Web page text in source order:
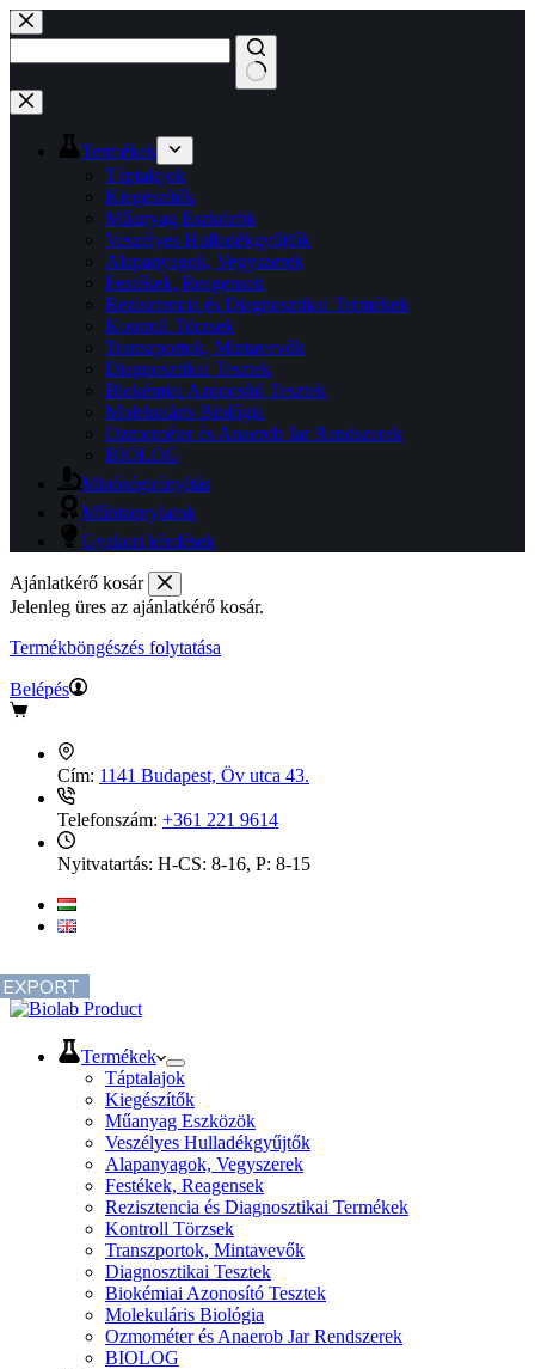
Skip
to
content
No
results
Termékek
Táptalajok
Kiegészítők
Műanyag Eszközök
Veszélyes Hulladékgyűjtők
Alapanyagok, Vegyszerek
Festékek, Reagensek
Rezisztencia és Diagnosztikai Termékek
Kontroll Törzsek
Transzportok, Mintavevők
Diagnosztikai Tesztek
Biokémiai Azonosító Tesztek
Molekuláris Biológia
Ozmométer és Anaerob Jar Rendszerek
BIOLOG
Minőségirányítás
Műbizonylatok
Gyakori kérdések
Ajánlatkérő kosár
Jelenleg üres az ajánlatkérő kosár.
Termékböngészés folytatása
Belépés
Ajánlatkérő
Cím: 1141 Budapest, Öv utca 43.
Telefonszám: +361 221 9614
Nyitvatartás: H-CS: 8-16, P: 8-15
EXPORT
Termékek
Táptalajok
Kiegészítők
Műanyag Eszközök
Veszélyes Hulladékgyűjtők
Alapanyagok, Vegyszerek
Festékek, Reagensek
Rezisztencia és Diagnosztikai Termékek
Kontroll Törzsek
Transzportok, Mintavevők
Diagnosztikai Tesztek
Biokémiai Azonosító Tesztek
Molekuláris Biológia
Ozmométer és Anaerob Jar Rendszerek
BIOLOG